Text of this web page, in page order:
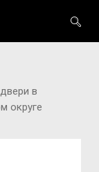
в
округе